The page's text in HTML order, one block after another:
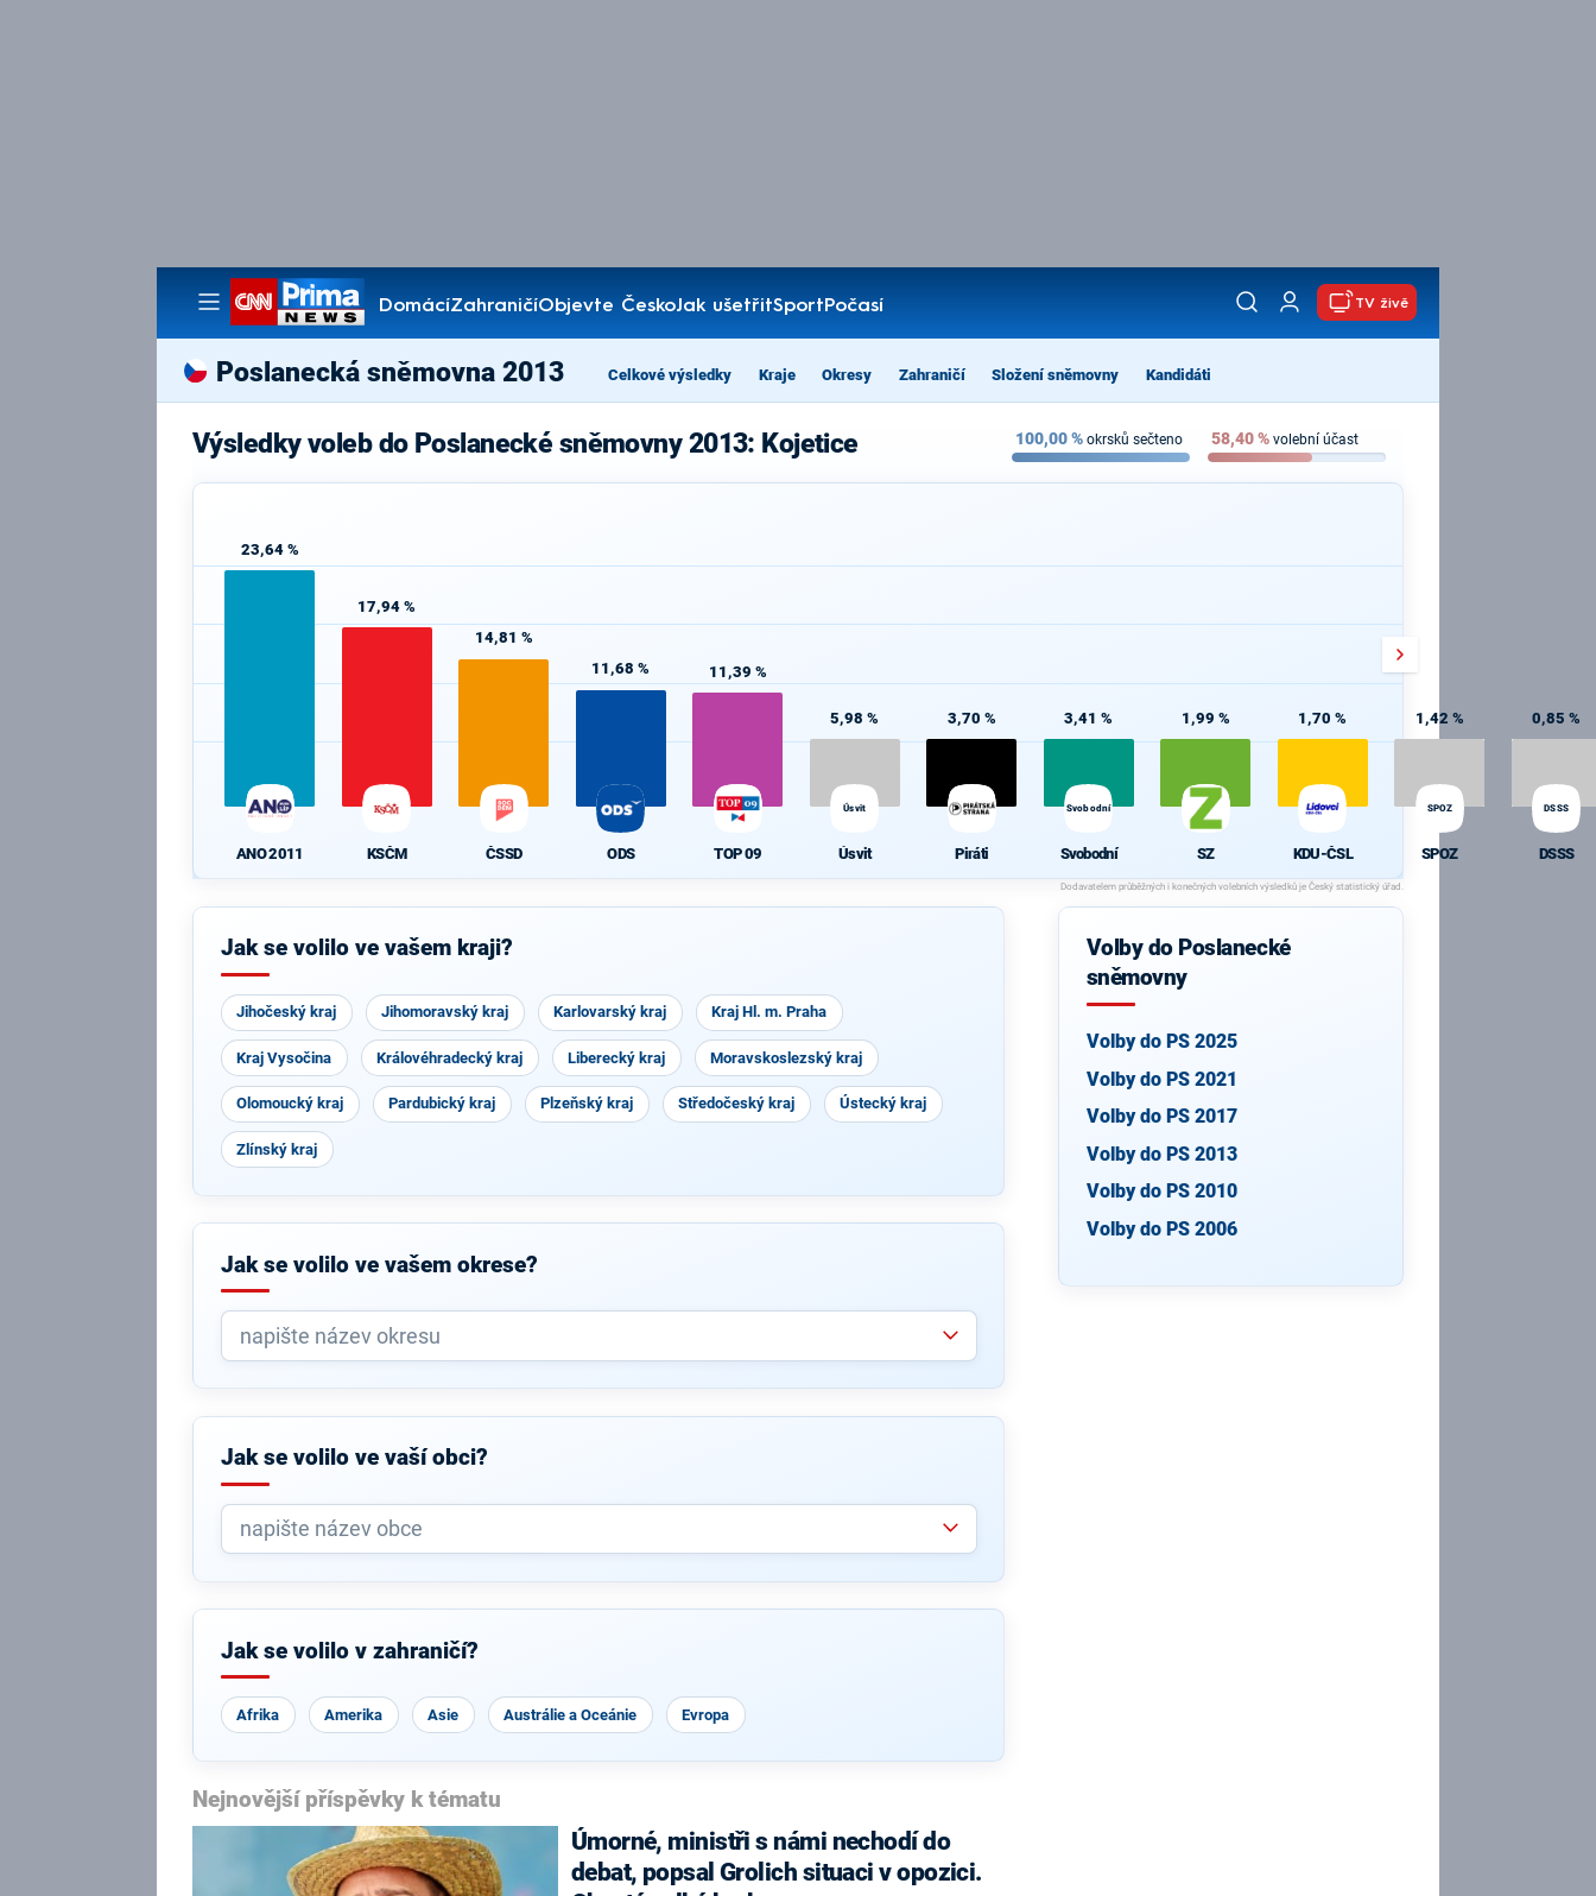
DomácíZahraničíObjevte ČeskoJak ušetřitSportPočasí
Pořady
TV živě
Poslanecká sněmovna 2013 Celkové výsledky Kraje Okresy Zahraničí Složení sněmovny Kandidáti
Výsledky voleb do Poslanecké sněmovny 2013: Kojetice 100,00% okrsků sečteno 58,40% volební účast
23,64 %
ANO 2011
17,94 %
KSČM
14,81 %
ČSSD
11,68 %
ODS
11,39 %
TOP 09
5,98 %
Úsvit
Úsvit
3,70 %
Piráti
3,41 %
Svobodní
Svobodní
1,99 %
SZ
1,70 %
KDU-ČSL
1,42 %
SPOZ
SPOZ
0,85 %
DSSS
DSSS
Jak se volilo ve vašem kraji?
Jihočeský kraj Jihomoravský kraj Karlovarský kraj Kraj Hl. m. Praha
Kraj Vysočina Královéhradecký kraj Liberecký kraj Moravskoslezský kraj
Olomoucký kraj Pardubický kraj Plzeňský kraj Středočeský kraj Ústecký kraj
Zlínský kraj
Jak se volilo ve vašem okrese?
Jak se volilo ve vaší obci?
Jak se volilo v zahraničí?
Afrika Amerika Asie Austrálie a Oceánie Evropa
Nejnovější příspěvky k tématu
Úmorné, ministři s námi nechodí do
debat, popsal Grolich situaci v opozici.
Volby do Poslanecké
sněmovny
Volby do PS 2025
Volby do PS 2021
Volby do PS 2017
Volby do PS 2013
Volby do PS 2010
Volby do PS 2006